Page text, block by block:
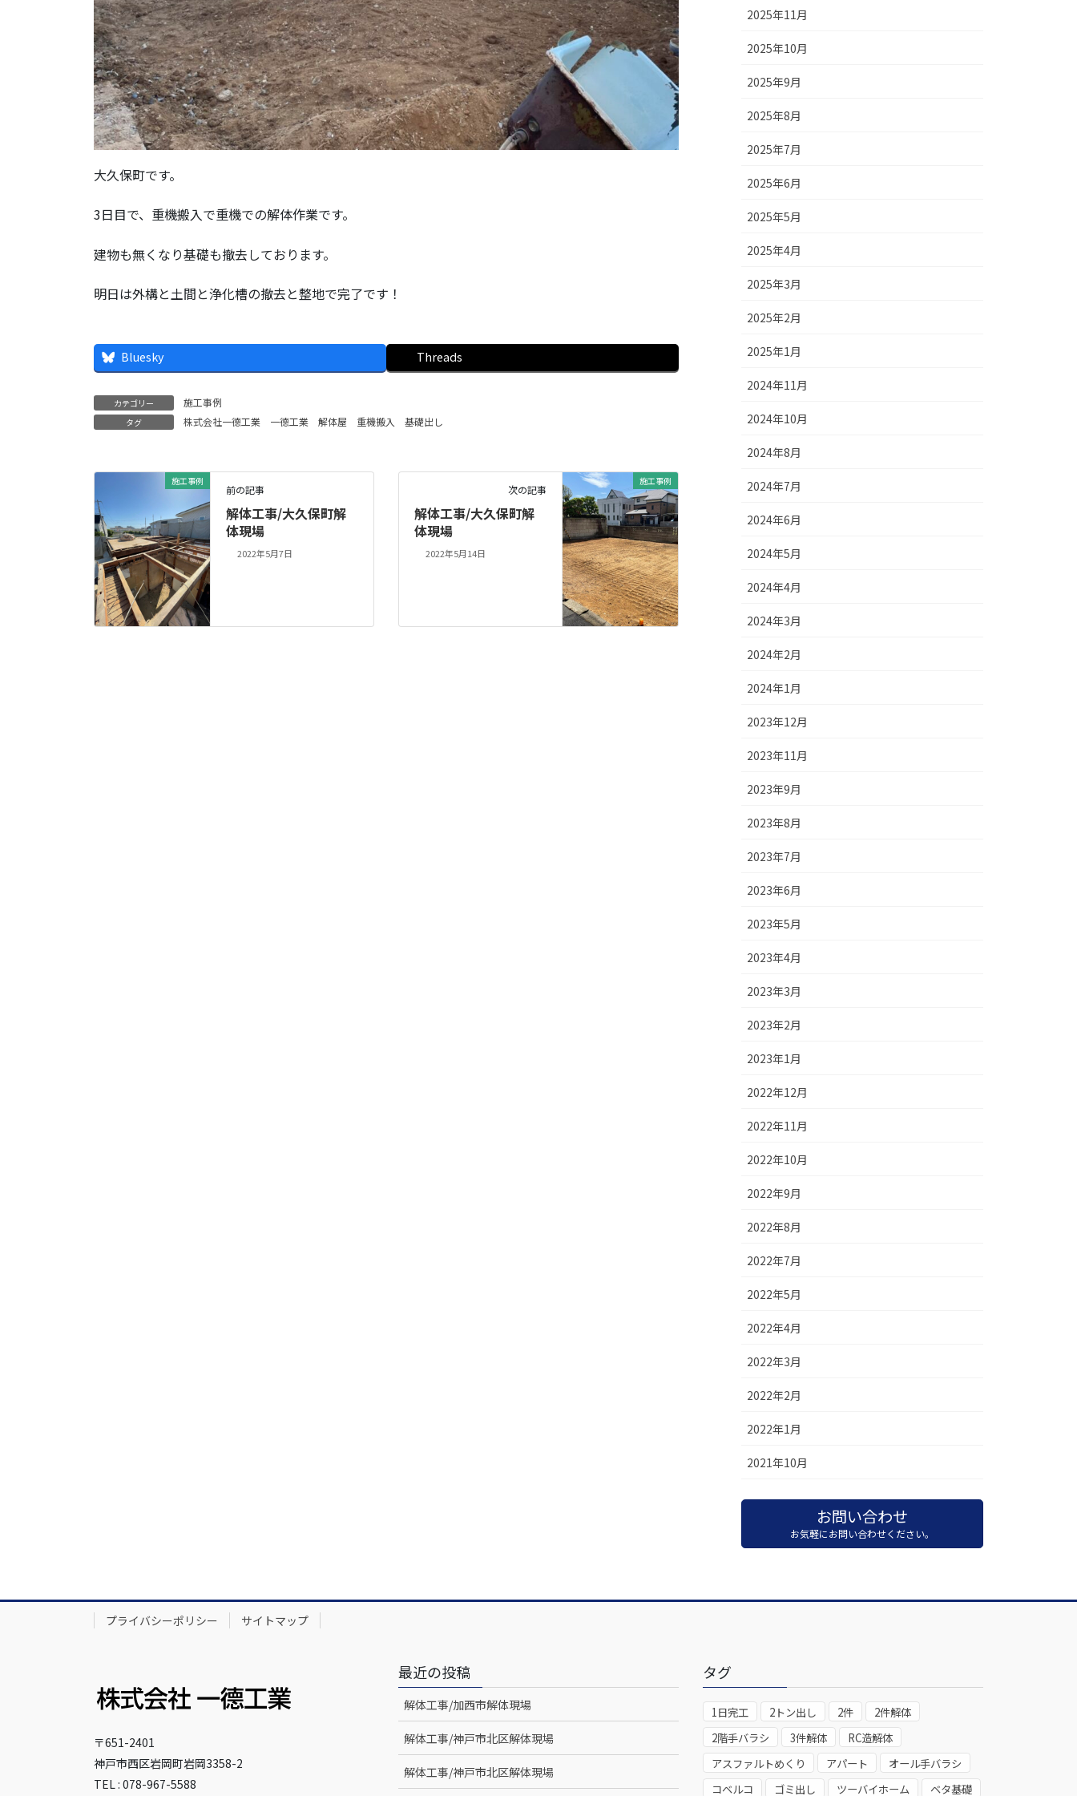
大久保町です。
3日目で、重機搬入で重機での解体作業です。
建物も無くなり基礎も撤去しております。
明日は外構と土間と浄化槽の撤去と整地で完了です！
Bluesky Threads
カテゴリー 施工事例
タグ 株式会社一德工業 一德工業 解体屋 重機搬入 基礎出し
施工事例
前の記事
解体工事/大久保町解
体現場
2022年5月7日
施工事例
次の記事
解体工事/大久保町解
体現場
2022年5月14日
2025年11月
2025年10月
2025年9月
2025年8月
2025年7月
2025年6月
2025年5月
2025年4月
2025年3月
2025年2月
2025年1月
2024年11月
2024年10月
2024年8月
2024年7月
2024年6月
2024年5月
2024年4月
2024年3月
2024年2月
2024年1月
2023年12月
2023年11月
2023年9月
2023年8月
2023年7月
2023年6月
2023年5月
2023年4月
2023年3月
2023年2月
2023年1月
2022年12月
2022年11月
2022年10月
2022年9月
2022年8月
2022年7月
2022年5月
2022年4月
2022年3月
2022年2月
2022年1月
2021年10月
お問い合わせ
お気軽にお問い合わせください。
プライバシーポリシー サイトマップ
〒651-2401
神戸市西区岩岡町岩岡3358-2
TEL : 078-967-5588
最近の投稿
解体工事/加西市解体現場
解体工事/神戸市北区解体現場
解体工事/神戸市北区解体現場
タグ
1日完工 2トン出し 2件
2件解体
2階手バラシ
3件解体
RC造解体
アスファルトめくり
アパート
オール手バラシ
コベルコ
ゴミ出し ツーバイホーム ベタ基礎